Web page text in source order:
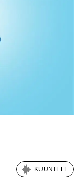
KUUNTELE